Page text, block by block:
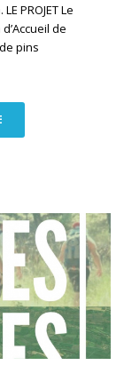
PROJET Le
de
pins